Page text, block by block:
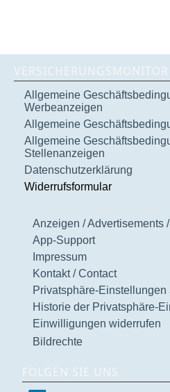
VERSICHERUNGSMONITOR
Allgemeine
Werbeanzeigen
Allgemeine
Allgemeine
Stellenanzeigen
Datenschutzerklärung
Widerrufsformular
Anzeigen / Advertisements
App-Support
Impressum
Kontakt / Contact
Privatsphäre-Einstellungen
Historie der Privatsphäre-
Einwilligungen widerrufen
Bildrechte
FOLGEN SIE UNS